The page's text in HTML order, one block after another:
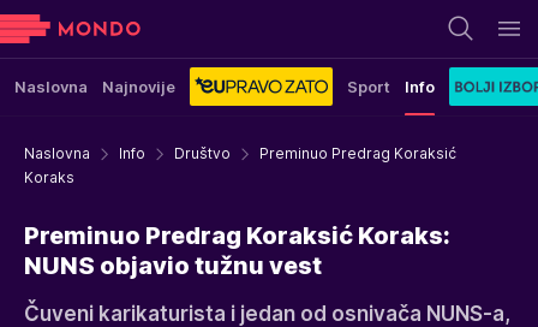
Naslovna Najnovije Sport Info
Naslovna Info Društvo
Preminuo Predrag Koraksić
Koraks
Preminuo Predrag Koraksić Koraks:
NUNS objavio tužnu vest
Čuveni karikaturista i jedan od osnivača NUNS-a,